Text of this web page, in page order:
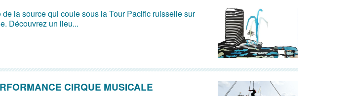
la source qui coule sous la Tour Pacific ruisselle sur
Découvrez un lieu...
CIRQUE MUSICALE